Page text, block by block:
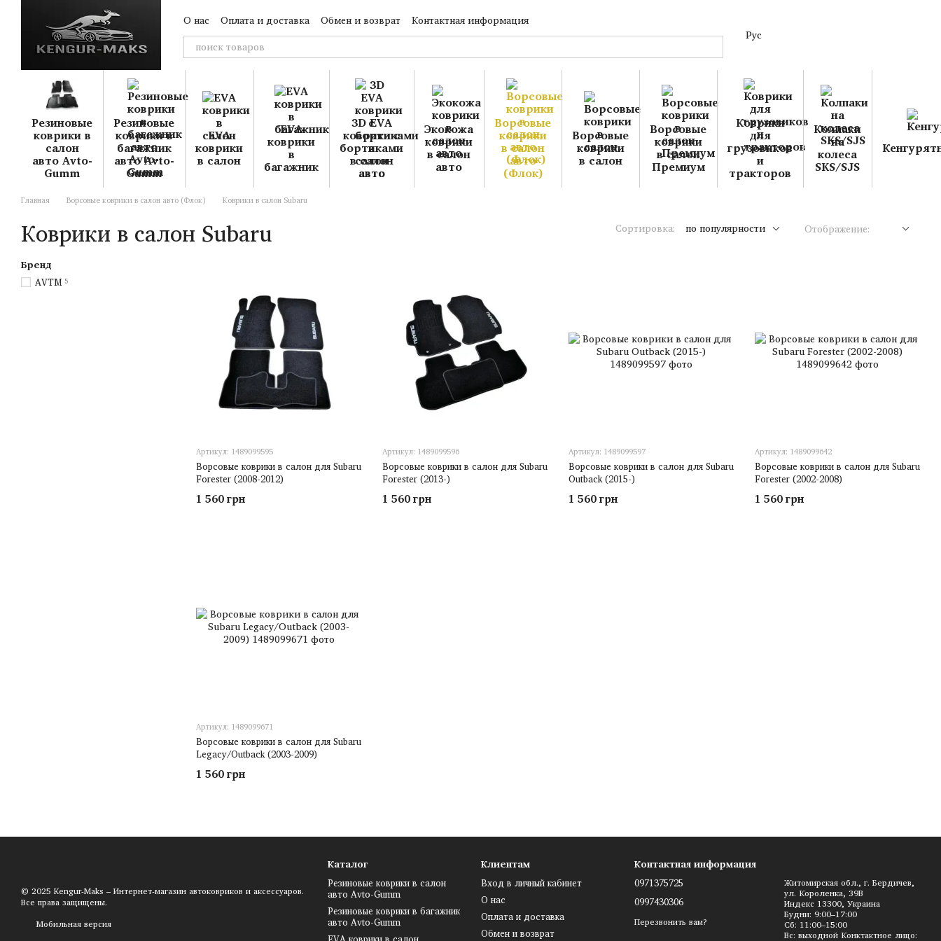
Перейти к основному контенту
О нас Оплата и доставка Обмен и возврат
Контактная информация
Рус
Резиновые
коврики в
салон
авто Avto-
Gumm
Резиновые
коврики в
багажник
авто Avto-
Gumm
EVA
коврики
в салон
EVA
коврики
в
багажник
3D EVA
коврики с
бортиками
в салон
авто
Экокожа
коврики
в салон
авто
Ворсовые
коврики
в салон
авто
(Флок)
Ворсовые
коврики
в салон
Ворсовые
коврики
в салон
Премиум
Коврики
для
грузовиков
и
тракторов
Колпаки
на
колеса
SKS/SJS
Главная Ворсовые коврики в салон авто (Флок) Коврики в салон Subaru
Коврики в салон Subaru Сортировка: по популярности Отображение:
Артикул: 1489099595
Ворсовые коврики в салон для Subaru
Forester (2008-2012)
1 560 грн
Артикул: 1489099596
Ворсовые коврики в салон для Subaru
Forester (2013-)
1 560 грн
Артикул: 1489099597
Ворсовые коврики в салон для Subaru
Outback (2015-)
1 560 грн
Артикул: 1489099642
Ворсовые коврики в салон для Subaru
Forester (2002-2008)
1 560 грн
Артикул: 1489099671
Ворсовые коврики в салон для Subaru
Legaсy/Outback (2003-2009)
1 560 грн
Бренд
AVTM 5
© 2025 Kengur-Maks – Интернет-магазин автоковриков и аксессуаров.
Все права защищены.
Мобильная версия
Каталог
Резиновые коврики в салон
авто Avto-Gumm
Резиновые коврики в багажник
авто Avto-Gumm
Клиентам
Вход в личный кабинет
О нас
Оплата и доставка
Обмен и возврат
Контактная информация
0971375725
0997430306
Перезвонить вам?
Житомирская обл., г. Бердичев,
ул. Короленка, 39В
Индекс 13300, Украина
Будни: 9:00–17:00
Сб: 11:00–15:00
Вс: выходной Конктактное лицо: